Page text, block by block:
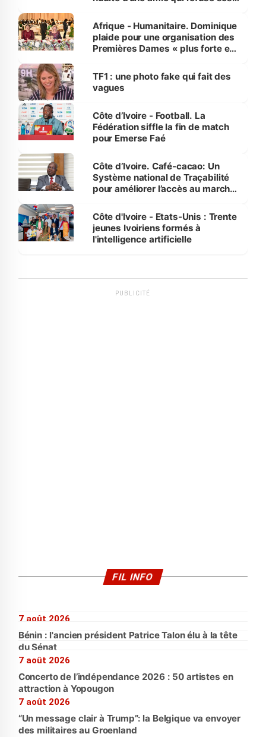
Afrique - Humanitaire. Dominique
plaide pour une organisation des
Premières Dames « plus forte et
sur la scène internationale »
TF1 : une photo fake qui fait des
vagues
Côte d’Ivoire - Football. La
Fédération siffle la fin de match
pour Emerse Faé
Côte d’Ivoire. Café-cacao: Un
Système national de Traçabilité
pour améliorer l’accès au marché
Côte d'Ivoire - Etats-Unis : Trente
jeunes Ivoiriens formés à
l'intelligence artificielle
PUBLICITÉ
FIL INFO
7 août 2026
Bénin : l'ancien président Patrice Talon élu à la tête
du Sénat
7 août 2026
Concerto de l’indépendance 2026 : 50 artistes en
attraction à Yopougon
7 août 2026
“Un message clair à Trump”: la Belgique va envoyer
des militaires au Groenland